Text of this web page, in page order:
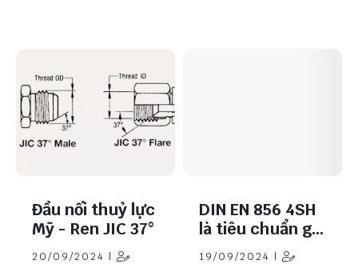
Đầu nối thuỷ lực
Mỹ - Ren JIC 37°
20/09/2024 |
DIN EN 856 4SH
là tiêu chuẩn gì
?
19/09/2024 |